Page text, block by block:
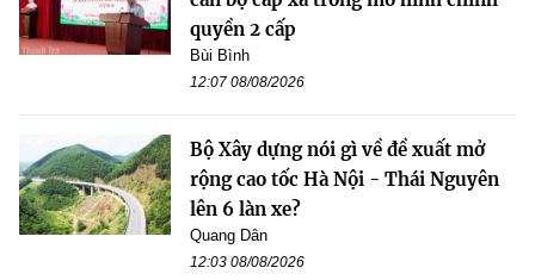
quyền 2 cấp
Bùi Bình
12:07 08/08/2026
Bộ Xây dựng nói gì về đề xuất mở
rộng cao tốc Hà Nội - Thái Nguyên
lên 6 làn xe?
Quang Dân
12:03 08/08/2026